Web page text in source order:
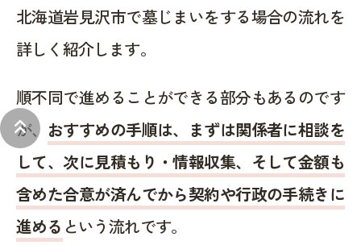
keyboard_double_arrow_up
北海道岩見沢市で墓じまいをする場合の流れを
詳しく紹介します。
順不同で進めることができる部分もあるのです
が、 おすすめの手順は、まずは関係者に相談を
して、次に見積もり・情報収集、そして金額も
含めた合意が済んでから契約や行政の手続きに
進める という流れです。